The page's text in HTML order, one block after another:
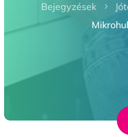
Bejegyzések 5